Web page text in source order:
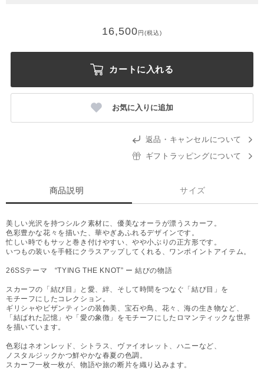
16,500円(税込)
カートに入れる
お気に入りに追加
返品・キャンセルについて
ギフトラッピングについて
商品説明 サイズ
美しい光沢を持つシルク素材に、優美なオーラが漂うスカーフ。
色彩豊かな花々を描いた、華やぎあふれるデザインです。
忙しい時でもサッと巻き付けやすい、やや小ぶりの正方形です。
いつもの装いを手軽にクラスアップしてくれる、ワンポイントアイテム。
26SSテーマ “TYING THE KNOT” ー 結びの物語
スカーフの「結び目」と愛、絆、そして時間をつなぐ「結び目」を
モチーフにしたコレクション。
ギリシャやビザンティンの装飾美、宝石や鳥、花々、海の生き物など、
「結ばれた記憶」や「愛の象徴」をモチーフにしたロマンティックな世界
を描いています。
色彩はネオンレッド、シトラス、ヴァイオレット、ハニーなど、
ノスタルジックかつ鮮やかな春夏の色調。
スカーフ一枚一枚が、物語や旅の断片を織り込みます。